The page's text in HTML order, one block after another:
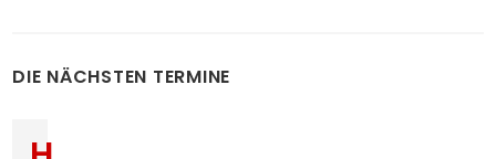
DIE NÄCHSTEN TERMINE